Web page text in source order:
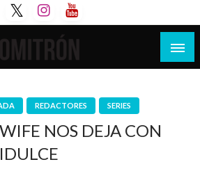
de cine española y
REDACTORES SERIES
NOS DEJA CON